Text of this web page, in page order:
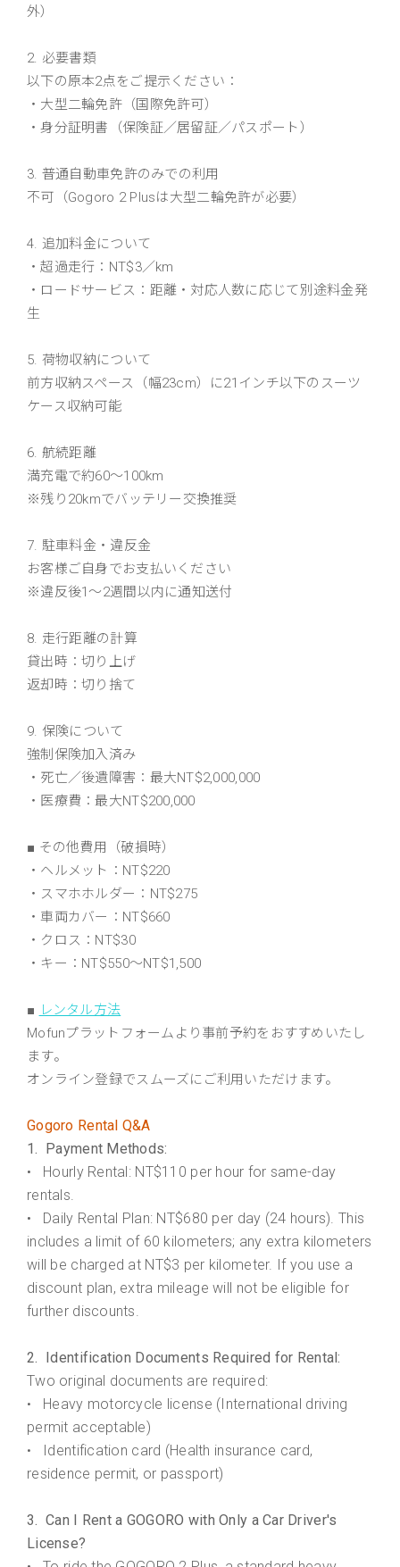
外）
2. 必要書類
以下の原本2点をご提示ください：
・大型二輪免許（国際免許可）
・身分証明書（保険証／居留証／パスポート）
3. 普通自動車免許のみでの利用
不可（Gogoro 2 Plusは大型二輪免許が必要）
4. 追加料金について
・超過走行：NT$3／km
・ロードサービス：距離・対応人数に応じて別途料金発
生
5. 荷物収納について
前方収納スペース（幅23cm）に21インチ以下のスーツ
ケース収納可能
6. 航続距離
満充電で約60〜100km
※残り20kmでバッテリー交換推奨
7. 駐車料金・違反金
お客様ご自身でお支払いください
※違反後1〜2週間以内に通知送付
8. 走行距離の計算
貸出時：切り上げ
返却時：切り捨て
9. 保険について
強制保険加入済み
・死亡／後遺障害：最大NT$2,000,000
・医療費：最大NT$200,000
■ その他費用（破損時）
・ヘルメット：NT$220
・スマホホルダー：NT$275
・車両カバー：NT$660
・クロス：NT$30
・キー：NT$550〜NT$1,500
■
レンタル方法
Mofunプラットフォームより事前予約をおすすめいたし
ます。
オンライン登録でスムーズにご利用いただけます。
Gogoro Rental Q&A
1. Payment Methods:
• Hourly Rental: NT$110 per hour for same-day
rentals.
• Daily Rental Plan: NT$680 per day (24 hours). This
includes a limit of 60 kilometers; any extra kilometers
will be charged at NT$3 per kilometer. If you use a
discount plan, extra mileage will not be eligible for
further discounts.
2. Identification Documents Required for Rental:
Two original documents are required:
•
Heavy motorcycle license (International driving
permit acceptable)
•
Identification card (Health insurance card,
residence permit, or passport)
3. Can I Rent a GOGORO with Only a Car Driver's
License?